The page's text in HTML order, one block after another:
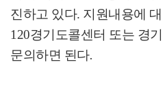
진하고 있다. 지원내용에
120경기도콜센터 또는 경
문의하면 된다.